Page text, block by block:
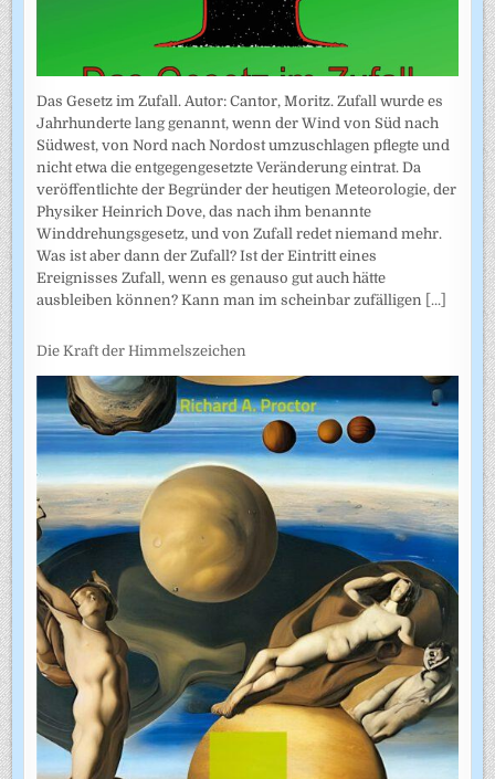
Das Gesetz im Zufall. Autor: Cantor, Moritz. Zufall wurde es
Jahrhunderte lang genannt, wenn der Wind von Süd nach
Südwest, von Nord nach Nordost umzuschlagen pflegte und
nicht etwa die entgegengesetzte Veränderung eintrat. Da
veröffentlichte der Begründer der heutigen Meteorologie, der
Physiker Heinrich Dove, das nach ihm benannte
Winddrehungsgesetz, und von Zufall redet niemand mehr.
Was ist aber dann der Zufall? Ist der Eintritt eines
Ereignisses Zufall, wenn es genauso gut auch hätte
ausbleiben können? Kann man im scheinbar zufälligen [...]
Die Kraft der Himmelszeichen